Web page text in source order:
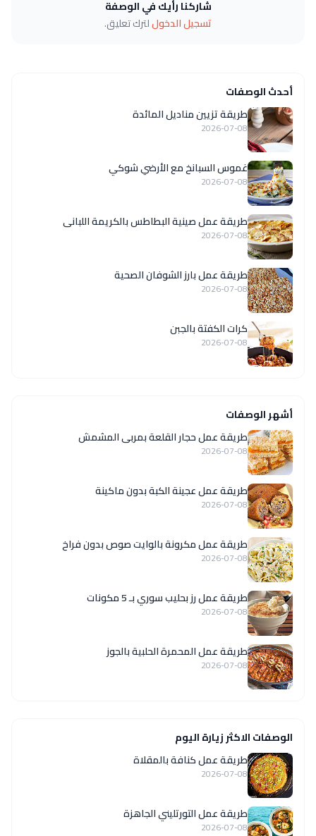
شاركنا رأيك في الوصفة
تسجيل الدخوللترك تعليق.
أحدث الوصفات
طريقة تزيين مناديل المائدة
2026-07-08
غموس السبانخ مع الأرضي شوكي
2026-07-08
طريقة عمل صينية البطاطس بالكريمة اللبانى
2026-07-08
طريقة عمل بارز الشوفان الصحية
2026-07-08
كرات الكفتة بالجبن
2026-07-08
أشهر الوصفات
طريقة عمل حجار القلعة بمربى المشمش
2026-07-08
طريقة عمل عجينة الكبة بدون ماكينة
2026-07-08
طريقة عمل مكرونة بالوايت صوص بدون فراخ
2026-07-08
طريقة عمل رز بحليب سوري بـ 5 مكونات
2026-07-08
طريقة عمل المحمرة الحلبية بالجوز
2026-07-08
الوصفات الاكثر زيارة اليوم
طريقة عمل كنافة بالمقلاة
2026-07-08
طريقة عمل التورتليني الجاهزة
2026-07-08